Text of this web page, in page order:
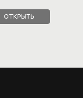
ОТКРЫТЬ